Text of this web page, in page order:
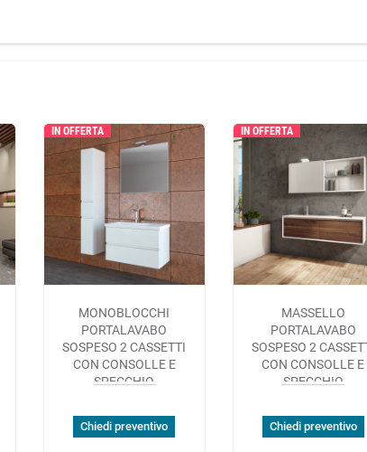
IN OFFERTA
MONOBLOCCHI
PORTALAVABO
SOSPESO 2 CASSETTI
CON CONSOLLE E
SPECCHIO
Chiedi preventivo
IN OFFERTA
MASSELLO
PORTALAVABO
SOSPESO 2
CON CONSOLLE E
SPECCHIO
Chiedi preventivo